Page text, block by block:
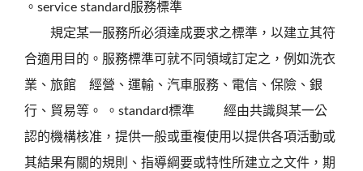
。service standard服務標準
規定某一服務所必須達成要求之標準，以建立其符
合適用目的。服務標準可就不同領域訂定之，例如洗衣
業、旅館 經營、運輸、汽車服務、電信、保險、銀
行、貿易等。 。standard標準 經由共識與某一公
認的機構核准，提供一般或重複使用以提供各項活動或
其結果有關的規則、指導綱要或特性所建立之文件，期